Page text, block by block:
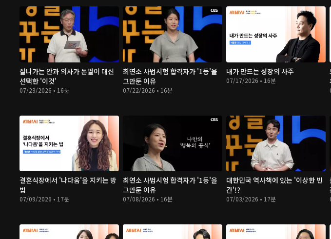
잘나가는 안과 의사가 돈벌이 대신
선택한 '이것'
07/23/2026 • 16분
최연소 사법시험 합격자가 '1등'을
그만둔 이유
07/22/2026 • 16분
내가 만드는 성장의 사주
07/17/2026 • 16분
결혼식장에서 '나다움'을 지키는 방
법
07/09/2026 • 17분
최연소 사법시험 합격자가 '1등'을
그만둔 이유
07/08/2026 • 16분
대한민국 역사책에 있는 '이상한 빈
칸'!?
07/03/2026 • 17분